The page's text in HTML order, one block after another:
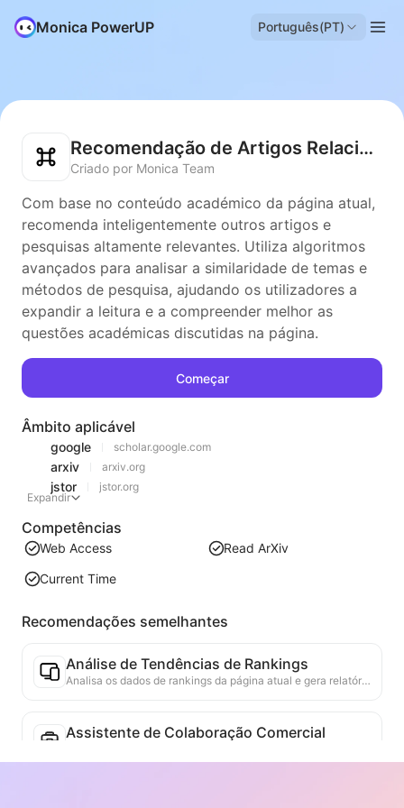
Monica PowerUP Português(PT)
Recomendação de Artigos Relacionados
Criado por Monica Team
Com base no conteúdo académico da página atual,
recomenda inteligentemente outros artigos e
pesquisas altamente relevantes. Utiliza algoritmos
avançados para analisar a similaridade de temas e
métodos de pesquisa, ajudando os utilizadores a
expandir a leitura e a compreender melhor as
questões académicas discutidas na página.
Começar
Âmbito aplicável
google scholar.google.com
arxiv arxiv.org
jstor
jstor.org
Expandir
Competências
Web Access
Read ArXiv
Current Time
Recomendações semelhantes
Análise de Tendências de Rankings
Analisa os dados de rankings da página atual e gera relatórios de tendências. Identifica categorias populares, tipos de produtos em rápida ascensão e tecnologias emergentes. Fornece insights de mercado em tempo real para ajudar a entender as últimas tendências de produtos e movimentos de mercado.
Assistente de Colaboração Comercial